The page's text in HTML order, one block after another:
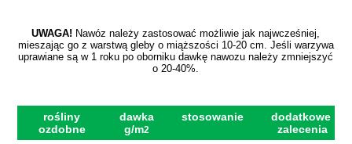
UWAGA! Nawóz należy zastosować możliwie jak najwcześniej,
mieszając go z warstwą gleby o miąższości 10-20 cm. Jeśli warzywa
uprawiane są w 1 roku po oborniku dawkę nawozu należy zmniejszyć
o 20-40%.
rośliny
ozdobne
dawka
g/m2
stosowanie
dodatkowe
zalecenia